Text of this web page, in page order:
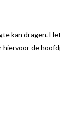
kan dragen.
hiervoor de